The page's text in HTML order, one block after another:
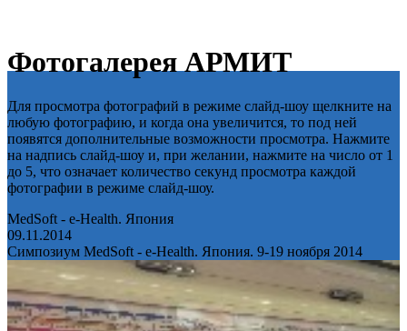
Фотогалерея АРМИТ
Для просмотра фотографий в режиме слайд-шоу щелкните на
любую фотографию, и когда она увеличится, то под ней
появятся дополнительные возможности просмотра. Нажмите
на надпись слайд-шоу и, при желании, нажмите на число от 1
до 5, что означает количество секунд просмотра каждой
фотографии в режиме слайд-шоу.
MedSoft - e-Health. Япония
09.11.2014
Симпозиум MedSoft - e-Health. Япония. 9-19 ноября 2014